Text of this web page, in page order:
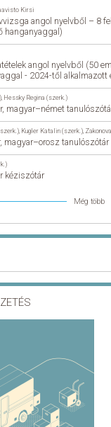
Kirsi
angol nyelvből – 8
hanganyaggal)
angol nyelvből (50
- 2024-től alkalmazott
Hessky Regina (szerk.)
magyar–német
Kugler Katalin (szerk.)
magyar–orosz tanulószótár
kéziszótár
Még több